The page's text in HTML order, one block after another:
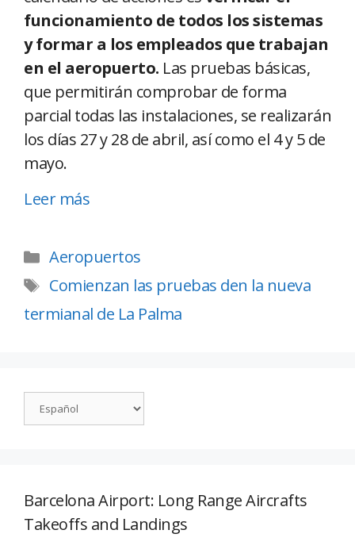
funcionamiento de todos los sistemas
y formar a los empleados que trabajan
en el aeropuerto. Las pruebas básicas,
que permitirán comprobar de forma
parcial todas las instalaciones, se realizarán
los días 27 y 28 de abril, así como el 4 y 5 de
mayo.
Leer más
Aeropuertos
Comienzan las pruebas den la nueva
termianal de La Palma
Barcelona Airport: Long Range Aircrafts
Takeoffs and Landings